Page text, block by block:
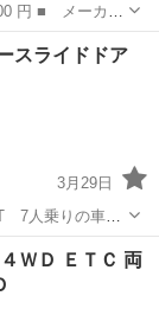
■ グレード
ートヒーター♪
スライドドア
3月29日
7人乗りの車で
ＨＩＤライト等
求めやすい価格
ＷＤ ＥＴＣ 両